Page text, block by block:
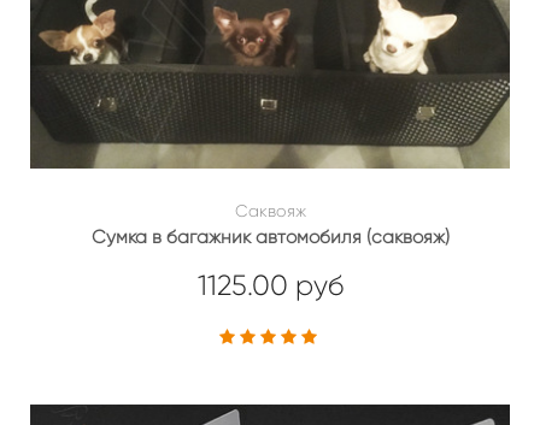
Саквояж
Сумка в багажник автомобиля (саквояж)
1125.00 руб